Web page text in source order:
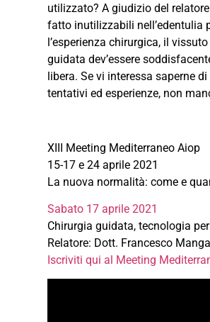
utilizzato? A giudizio del
fatto inutilizzabili nell’edentulia
l’esperienza chirurgica, il
guidata dev’essere
libera. Se vi interessa saperne
tentativi ed esperienze, non
XIII Meeting Mediterraneo Aiop
15-17 e 24 aprile 2021
La nuova normalità: come e
Sabato 17 aprile 2021
Chirurgia guidata, tecnologia
Relatore: Dott. Francesco
Iscriviti qui al Meeting